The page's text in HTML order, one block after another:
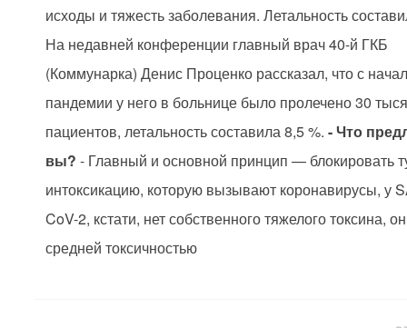
исходы и тяжесть заболевания. Летальность
На недавней конференции главный врач 40-й ГКБ
(Коммунарка) Денис Проценко рассказал, что с
пандемии у него в больнице было пролечено 30
пациентов, летальность составила 8,5 %.- Что
вы?- Главный и основной принцип — блокировать
интоксикацию, которую вызывают коронавирусы, у
CoV-2, кстати, нет собственного тяжелого токсина,
средней токсичностью